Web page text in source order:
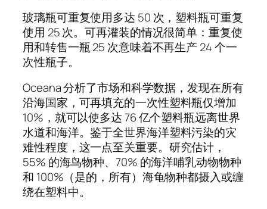
玻璃瓶可重复使用多达 50 次，塑料瓶可重复
使用 25 次。可再灌装的情况很简单：重复使
用和转售一瓶 25 次意味着不再生产 24 个一
次性瓶子。
Oceana 分析了市场和科学数据，发现在所有
沿海国家，可再填充的一次性塑料瓶仅增加
10%，就可以使多达 76 亿个塑料瓶远离世界
水道和海洋。鉴于全世界海洋塑料污染的灾
难性程度，这一点至关重要。研究估计，
55% 的海鸟物种、70% 的海洋哺乳动物物种
和 100%（是的，所有）海龟物种都摄入或缠
绕在塑料中。